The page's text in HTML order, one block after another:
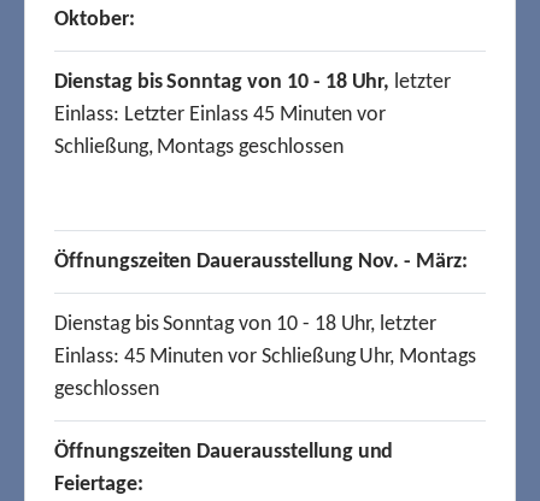
Oktober:
Dienstag bis Sonntag von 10 - 18 Uhr, letzter
Einlass: Letzter Einlass 45 Minuten vor
Schließung, Montags geschlossen
Öffnungszeiten Dauerausstellung Nov. - März:
Dienstag bis Sonntag von 10 - 18 Uhr, letzter
Einlass: 45 Minuten vor Schließung Uhr, Montags
geschlossen
Öffnungszeiten Dauerausstellung und
Feiertage: